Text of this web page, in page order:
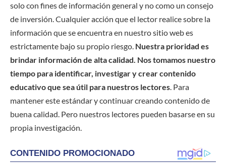
solo con fines de información general y no como un consejo
de inversión. Cualquier acción que el lector realice sobre la
información que se encuentra en nuestro sitio web es
estrictamente bajo su propio riesgo. Nuestra prioridad es
brindar información de alta calidad. Nos tomamos nuestro
tiempo para identificar, investigar y crear contenido
educativo que sea útil para nuestros lectores. Para
mantener este estándar y continuar creando contenido de
buena calidad. Pero nuestros lectores pueden basarse en su
propia investigación.